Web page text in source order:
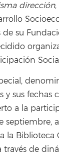
dirección,
de su
y sus
a la
septiembre,
la Biblioteca
través de